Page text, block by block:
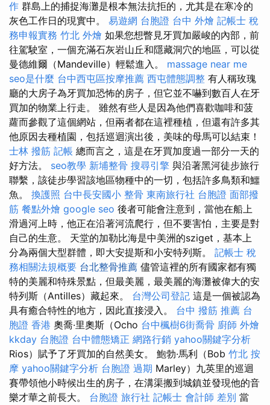
作 群島上的捕捉海灘是根本無法抗拒的，尤其是在寒冷的
灰色工作日的現實中。 易遊網 台胞證 台中 外燴 記帳士 稅
務申報實務 竹北 外燴 如果您想瞥見牙買加嚴峻的內部，前
往駕駛室，一個充滿石灰岩山丘和隱藏洞穴的地區，可以從
曼德維爾（Mandeville）輕鬆進入。 massage near me
seo是什麼 台中西屯區按摩推薦 西屯體態調整 有人稱玫瑰
廳的大房子為牙買加恐怖的房子，但它並不嚇到數百人在牙
買加的物業上行走。 雖然有些人是因為他們喜歡咖啡和菠
蘿而參觀了這個網站，但兩者都在這裡種植，但還有許多其
他原因去種植園，包括巡迴演出後，美味的母馬可以結束！
士林 撥筋 記帳 總而言之，這是在牙買加度過一部分一天的
好方法。 seo教學 新埔整骨 搜尋引擎 與沿著黑河徒步旅行
聯繫，該徒步學習該地區物種中的一切，包括許多鳥類和鱷
魚。 換護照 台中長安國小 整骨 東南旅行社 台胞證 面部撥
筋 餐點外燴 google seo 後者可能會注意到，當他在船上
滑過河上時，他正在沿著河流爬行，但不要害怕，主要是對
自己的生意。 天堂的加勒比海是中美洲的sziget，基本上
分為兩個大型群體，即大安提斯和小安特列斯。 記帳士 稅
務相關法規概要 台北整骨推薦 儘管這裡的所有國家都有獨
特的美麗和特殊景點，但最美麗，最美麗的海灘被偉大的安
特列斯（Antilles）藏起來。 台灣公司登記 這是一個被認為
具有癒合特性的地方，因此直接浸入。 台中 撥筋 推薦 台
胞證 香港 奧喬·里奧斯（Ocho 台中楓樹6街喬骨 廚師 外燴
kkday 台胞證 台中體態矯正 網路行銷 yahoo關鍵字分析
Rios）賦予了牙買加的自然美女。 鮑勃·馬利（Bob 竹北 按
摩 yahoo關鍵字分析 台胞證 過期 Marley）九英里的巡迴
賽帶領他小時候出生的房子，在溝渠搬到城鎮並發現他的音
樂才華之前長大。 台胞證 旅行社 記帳士 會計師 差別 當